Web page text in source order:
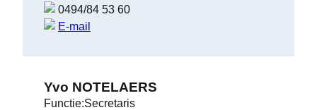
0494/84 53 60
E-mail
Yvo NOTELAERS
Functie:Secretaris